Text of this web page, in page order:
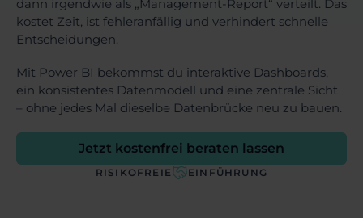
dann irgendwie als „Management-Report“ verteilt. Das
kostet Zeit, ist fehleranfällig und verhindert schnelle
Entscheidungen.
Mit Power BI bekommst du interaktive Dashboards,
ein konsistentes Datenmodell und eine zentrale Sicht
– ohne jedes Mal dieselbe Datenbrücke neu zu bauen.
Jetzt kostenfrei beraten lassen
RISIKOFREIE EINFÜHRUNG